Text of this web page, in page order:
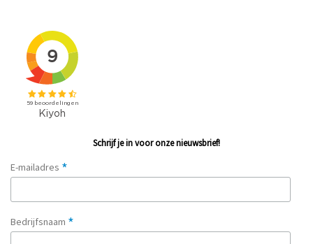
Schrijf je in voor onze nieuwsbrief!
E-mailadres *
Bedrijfsnaam *